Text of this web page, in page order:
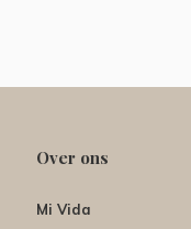
Over ons
Mi Vida